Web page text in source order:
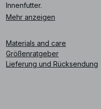
Innenfutter.
around the chest.
How does the material
fabric drapes beautifully,
Is it suitable for summer
Mehr anzeigen
Materials and care
Größenratgeber
Lieferung und Rücksendung